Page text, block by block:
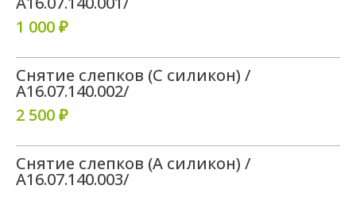
1 000 ₽
Снятие слепков (С силикон) /
А16.07.140.002/
2 500 ₽
Снятие слепков (А силикон) /
А16.07.140.003/